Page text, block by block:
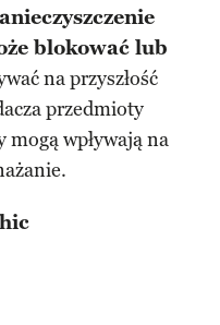
blokować lub
na przyszłość
przedmioty
mogą wpływają na